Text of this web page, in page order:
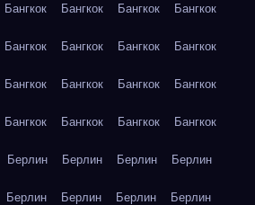
Бангкок Бангкок Бангкок Бангкок
Бангкок Бангкок Бангкок Бангкок
Бангкок Бангкок Бангкок Бангкок
Бангкок Бангкок Бангкок Бангкок
Берлин Берлин Берлин Берлин
Берлин Берлин Берлин Берлин